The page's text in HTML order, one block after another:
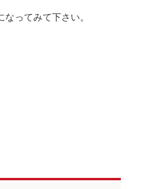
ってみて下さい。